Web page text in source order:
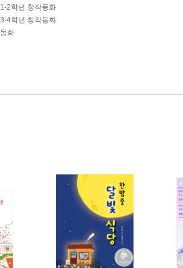
1-2학년 창작동화
3-4학년 창작동화
화